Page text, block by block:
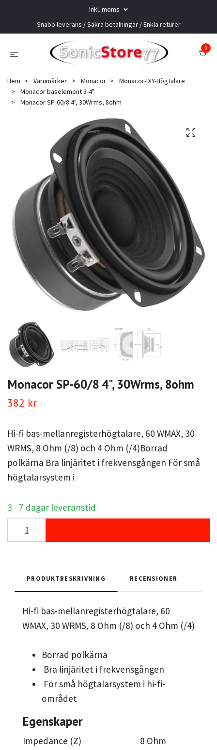
Inkl. moms
Snabb leverans / Säkra betalningar / Enkla returer
0
Hem Varumärken Monacor
Monacor-DIY-Högtalare
Monacor baselement 3-4"
Monacor SP-60/8 4", 30Wrms, 8ohm
Monacor SP-60/8 4", 30Wrms, 8ohm
382 kr
Hi-fi bas-mellanregisterhögtalare, 60 WMAX, 30
WRMS, 8 Ohm (/8) och 4 Ohm (/4)Borrad
polkärna Bra linjäritet i frekvensgången För små
högtalarsystem i
3 - 7 dagar leveranstid
PRODUKTBESKRIVNING RECENSIONER
Hi-fi bas-mellanregisterhögtalare, 60
WMAX, 30 WRMS, 8 Ohm (/8) och 4 Ohm (/4)
Borrad polkärna
Bra linjäritet i frekvensgången
För små högtalarsystem i hi-fi-
området
Egenskaper
Impedance (Z)
8 Ohm